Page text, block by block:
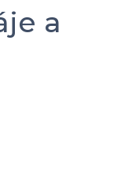
a